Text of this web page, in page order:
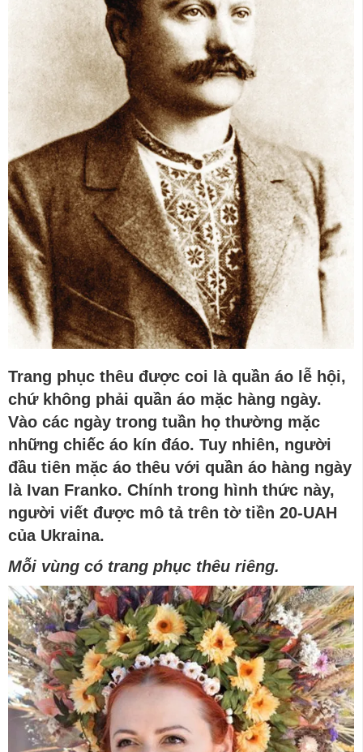
Trang phục thêu được coi là quần áo lễ hội,
chứkhông phải quần áo mặc hàng ngày.
Vào các ngày trong tuần họ thường mặc
những chiếc áo kín đáo. Tuy nhiên, người
đầu tiên mặc áo thêu với quần áo hàng ngày
là Ivan Franko. Chính trong hình thức này,
người viết được mô tả trên tờ tiền 20-UAH
của Ukraina.
Mỗi vùng có trang phục thêu riêng.